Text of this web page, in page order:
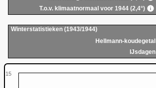
T.o.v. klimaatnormaal voor 1944 (2,4°)
Winterstatistieken (1943/1944)
Hellmann-koudegetal
IJsdagen
15